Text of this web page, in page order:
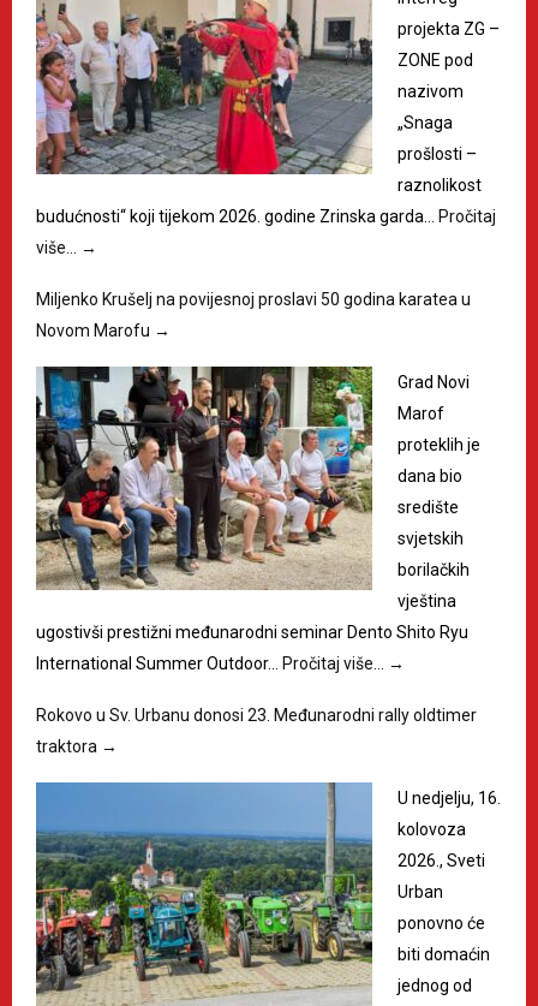
projekta ZG –
ZONE pod
nazivom
„Snaga
prošlosti –
raznolikost
budućnosti“ koji tijekom 2026. godine Zrinska garda…
Pročitaj
više…
→
Miljenko Krušelj na povijesnoj proslavi 50 godina karatea u
Novom Marofu →
Grad Novi
Marof
proteklih je
dana bio
središte
svjetskih
borilačkih
vještina
ugostivši prestižni međunarodni seminar Dento Shito Ryu
International Summer Outdoor…
Pročitaj više… →
Rokovo u Sv. Urbanu donosi 23. Međunarodni rally oldtimer
traktora →
U nedjelju, 16.
kolovoza
2026., Sveti
Urban
ponovno će
biti domaćin
jednog od